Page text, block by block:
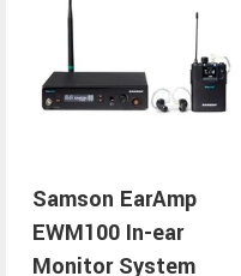
Samson EarAmp
EWM100 In-ear
Monitor System